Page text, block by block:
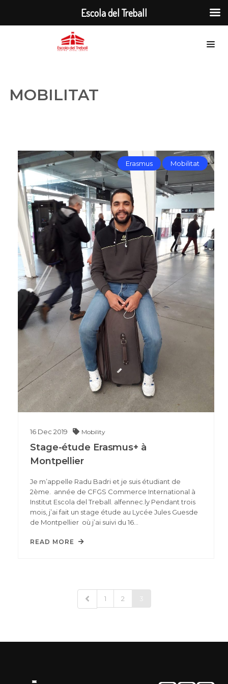
MOBILITAT
Erasmus Mobilitat
16 Dec 2019 Mobility
Stage-étude Erasmus+ à
Montpellier
Je m’appelle Radu Badri et je suis étudiant de
2ème. année de CFGS Commerce International à
Institut Escola del Treball. alfennec.ly Pendant trois
mois, j’ai fait un stage étude au Lycée Jules Guesde
de Montpellier où j’ai suivi du 16…
READ MORE
1 2 3
Escola del Treball